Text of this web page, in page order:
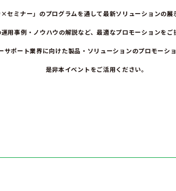
×セミナー」のプログラムを通して最新ソリューションの展
用事例・ノウハウの解説など、最適なプロモーションをご
サポート業界に向けた製品・ソリューションのプロモーショ
是非本イベントをご活用ください。